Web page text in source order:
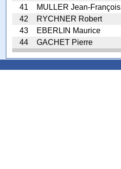
41
MULLER Jean-François
42
RYCHNER Robert
43
EBERLIN Maurice
44
GACHET Pierre